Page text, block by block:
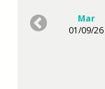
Mar
01/09/26